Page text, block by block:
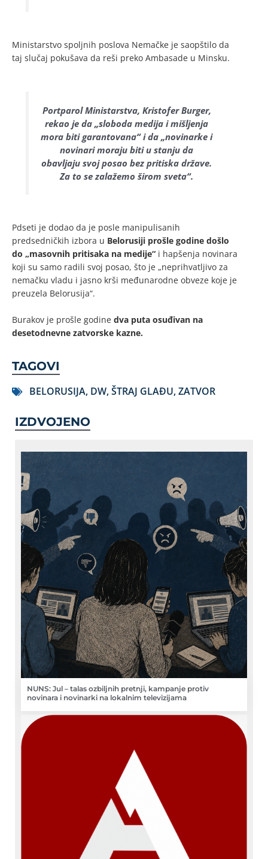
Ministarstvo spoljnih poslova Nemačke je saopštilo da
taj slučaj pokušava da reši preko Ambasade u Minsku.
Portparol Ministarstva, Kristofer Burger,
rekao je da „sloboda medija i mišljenja
mora biti garantovana“ i da „novinarke i
novinari moraju biti u stanju da
obavljaju svoj posao bez pritiska države.
Za to se zalažemo širom sveta“.
Pdseti je dodao da je posle manipulisanih
predsedničkih izbora u Belorusiji prošle godine došlo
do „masovnih pritisaka na medije“ i hapšenja novinara
koji su samo radili svoj posao, što je „neprihvatljivo za
nemačku vladu i jasno krši međunarodne obveze koje je
preuzela Belorusija“.
Burakov je prošle godine dva puta osuđivan na
desetodnevne zatvorske kazne.
TAGOVI
BELORUSIJA, DW,ŠTRAJ GLAĐU,ZATVOR
IZDVOJENO
NUNS: Jul – talas ozbiljnih pretnji, kampanje protiv
novinara i novinarki na lokalnim televizijama